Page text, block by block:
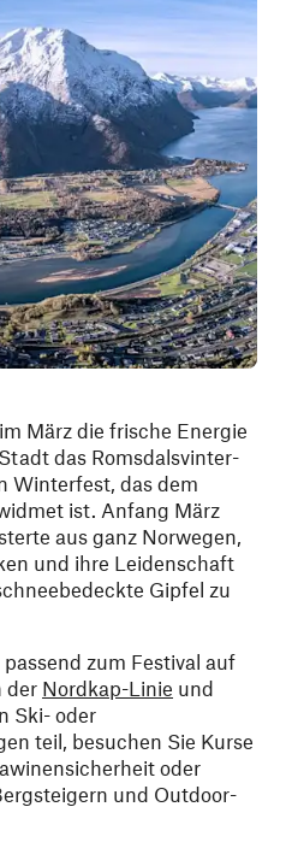
März die frische Energie
das Romsdalsvinter-
Winterfest, das dem
ist. Anfang März
aus ganz Norwegen,
und ihre Leidenschaft
Gipfel zu
zum Festival auf
der Nordkap-Linie und
Ski- oder
teil, besuchen Sie Kurse
oder
und Outdoor-